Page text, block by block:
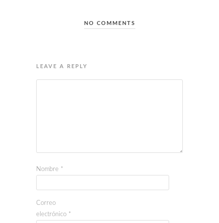
NO COMMENTS
LEAVE A REPLY
Nombre *
Correo
electrónico *